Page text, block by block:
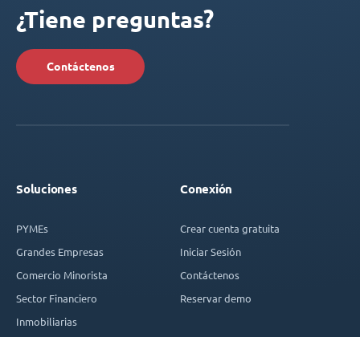
¿Tiene preguntas?
Contáctenos
Soluciones
PYMEs
Grandes Empresas
Comercio Minorista
Sector Financiero
Inmobiliarias
Conexión
Crear cuenta gratuita
Iniciar Sesión
Contáctenos
Reservar demo